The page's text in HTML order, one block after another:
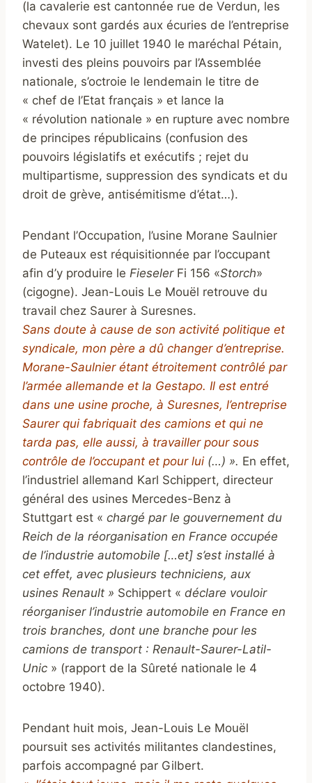
(la cavalerie est cantonnée rue de Verdun, les
chevaux sont gardés aux écuries de l’entreprise
Watelet). Le 10 juillet 1940 le maréchal Pétain,
investi des pleins pouvoirs par l’Assemblée
nationale, s’octroie le lendemain le titre de
« chef de l’Etat français » et lance la
« révolution nationale » en rupture avec nombre
de principes républicains (confusion des
pouvoirs législatifs et exécutifs ; rejet du
multipartisme, suppression des syndicats et du
droit de grève, antisémitisme d’état…).
Pendant l’Occupation, l’usine Morane Saulnier
de Puteaux est réquisitionnée par l’occupant
afin d’y produire le FieselerFi 156 «Storch»
(cigogne). Jean-Louis Le Mouël retrouve du
travail chez Saurer à Suresnes.
Sans doute à cause de son activité politique et
syndicale, mon père a dû changer d’entreprise.
Morane-Saulnier étant étroitement contrôlé par
l’armée allemande et la Gestapo. Il est entré
dans une usine proche, à Suresnes, l’entreprise
Saurer qui fabriquait des camions et qui ne
tarda pas, elle aussi, à travailler pour sous
contrôle de l’occupant et pour lui(…) ». En effet,
l’industriel allemand Karl Schippert, directeur
général des usines Mercedes-Benz à
Stuttgart est « chargé par le gouvernement du
Reich de la réorganisation en France occupée
de l’industrie automobile […et] s’est installé à
cet effet, avec plusieurs techniciens, aux
usines Renault » Schippert « déclare vouloir
réorganiser l’industrie automobile en France en
trois branches, dont une branche pour les
camions de transport : Renault-Saurer-Latil-
Unic » (rapport de la Sûreté nationale le 4
octobre 1940).
Pendant huit mois, Jean-Louis Le Mouël
poursuit ses activités militantes clandestines,
parfois accompagné par Gilbert.